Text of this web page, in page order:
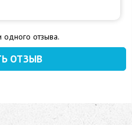
отзыва.
ОТЗЫВ